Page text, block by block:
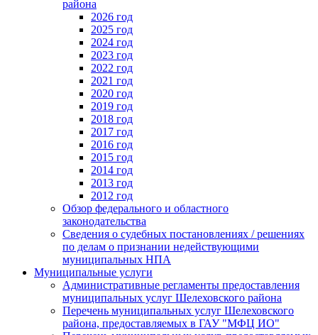
района
2026 год
2025 год
2024 год
2023 год
2022 год
2021 год
2020 год
2019 год
2018 год
2017 год
2016 год
2015 год
2014 год
2013 год
2012 год
Обзор федерального и областного
законодательства
Сведения о судебных постановлениях / решениях
по делам о признании недействующими
муниципальных НПА
Муниципальные услуги
Административные регламенты предоставления
муниципальных услуг Шелеховского района
Перечень муниципальных услуг Шелеховского
района, предоставляемых в ГАУ "МФЦ ИО"